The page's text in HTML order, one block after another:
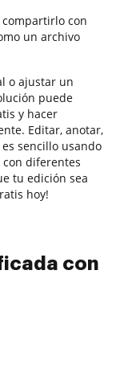
con
un archivo
o ajustar un
puede
y hacer
Editar, anotar,
sencillo usando
diferentes
tu edición sea
hoy!
con